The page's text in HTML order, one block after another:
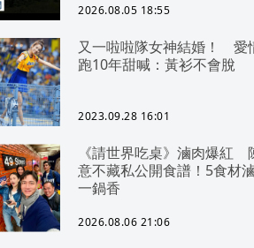
2026.08.05 18:55
又一啦啦隊女神結婚！ 愛
跑10年甜喊：黃衫不會脫
2023.09.28 16:01
《請世界吃桌》滷肉爆紅
意不藏私公開食譜！5食材
一鍋香
2026.08.06 21:06